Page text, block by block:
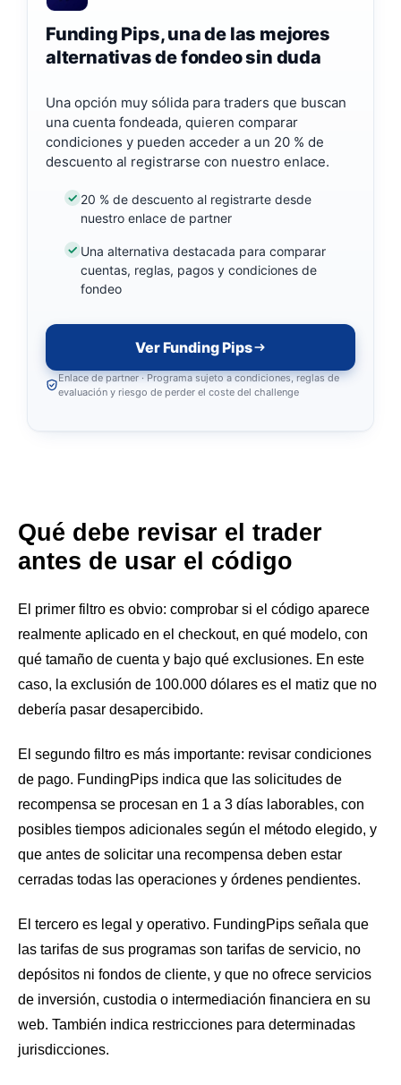
Funding Pips, una de las mejores
alternativas de fondeo sin duda
Una opción muy sólida para traders que buscan
una cuenta fondeada, quieren comparar
condiciones y pueden acceder a un 20 % de
descuento al registrarse con nuestro enlace.
20 % de descuento al registrarte desde
nuestro enlace de partner
Una alternativa destacada para comparar
cuentas, reglas, pagos y condiciones de
fondeo
Ver Funding Pips
Enlace de partner · Programa sujeto a condiciones, reglas de
evaluación y riesgo de perder el coste del challenge
Qué debe revisar el trader
antes de usar el código
El primer filtro es obvio: comprobar si el código aparece
realmente aplicado en el checkout, en qué modelo, con
qué tamaño de cuenta y bajo qué exclusiones. En este
caso, la exclusión de 100.000 dólares es el matiz que no
debería pasar desapercibido.
El segundo filtro es más importante: revisar condiciones
de pago. FundingPips indica que las solicitudes de
recompensa se procesan en 1 a 3 días laborables, con
posibles tiempos adicionales según el método elegido, y
que antes de solicitar una recompensa deben estar
cerradas todas las operaciones y órdenes pendientes.
El tercero es legal y operativo. FundingPips señala que
las tarifas de sus programas son tarifas de servicio, no
depósitos ni fondos de cliente, y que no ofrece servicios
de inversión, custodia o intermediación financiera en su
web. También indica restricciones para determinadas
jurisdicciones.